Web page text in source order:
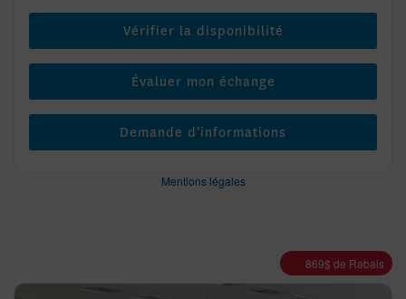
Vérifier la disponibilité
Évaluer mon échange
Demande d'informations
Mentions légales
869$ de Rabais